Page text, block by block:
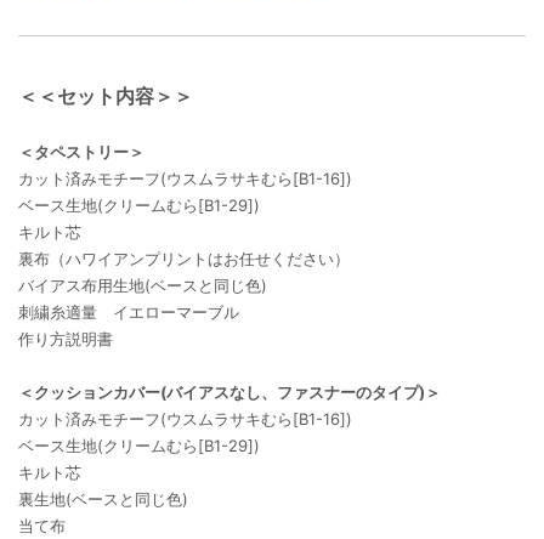
＜＜セット内容＞＞
＜タペストリー＞
カット済みモチーフ(ウスムラサキむら[B1-16])
ベース生地(クリームむら[B1-29])
キルト芯
裏布（ハワイアンプリントはお任せください）
バイアス布用生地(ベースと同じ色)
刺繍糸適量 イエローマーブル
作り方説明書
＜クッションカバー(バイアスなし、ファスナーのタイプ)＞
カット済みモチーフ(ウスムラサキむら[B1-16])
ベース生地(クリームむら[B1-29])
キルト芯
裏生地(ベースと同じ色)
当て布